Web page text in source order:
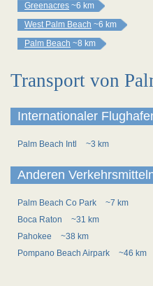
Greenacres ~6 km
West Palm Beach ~6 km
Palm Beach ~8 km
Transport von
Internationaler
Palm Beach Intl ~3 km
Anderen
Palm Beach Co Park
~7 km
Boca Raton
~31 km
Pahokee
~38 km
Pompano Beach Airpark
~46 km